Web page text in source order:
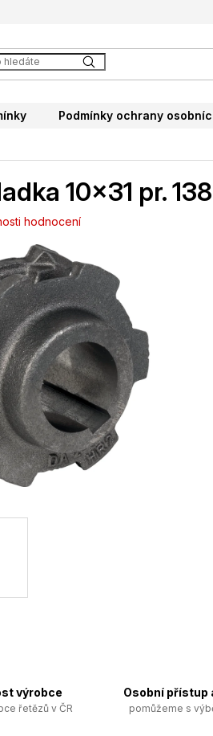
Podmínky ochrany
10x31 pr.
hodnocení
výrobce
řetězů v ČR
Osobní přístup
pomůžeme s